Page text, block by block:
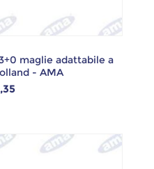
maglie adattabile a
- AMA